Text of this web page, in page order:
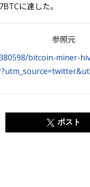
に達した。
参照元
bitcoin-miner-
ポスト